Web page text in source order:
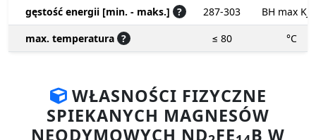
gęstość energii [min. - maks.] ? 287-303
BH max
max. temperatura ? ≤ 80 °C
WŁASNOŚCI FIZYCZNE
SPIEKANYCH MAGNESÓW
NEODYMOWYCH ND FE B W